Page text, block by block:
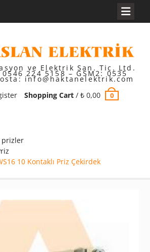
ve Elektrik San. Tic. Ltd.
224 5158 – GSM2: 0535
info@haktanelektrik.com
Shopping Cart/ ₺0,00 0
prizler
10 Kontaklı Priz Çekirdek